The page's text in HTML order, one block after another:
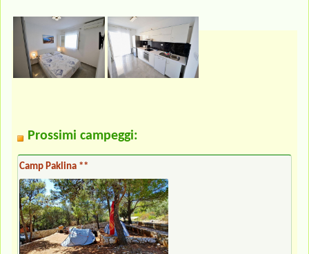
Prossimi campeggi:
Camp Paklina **